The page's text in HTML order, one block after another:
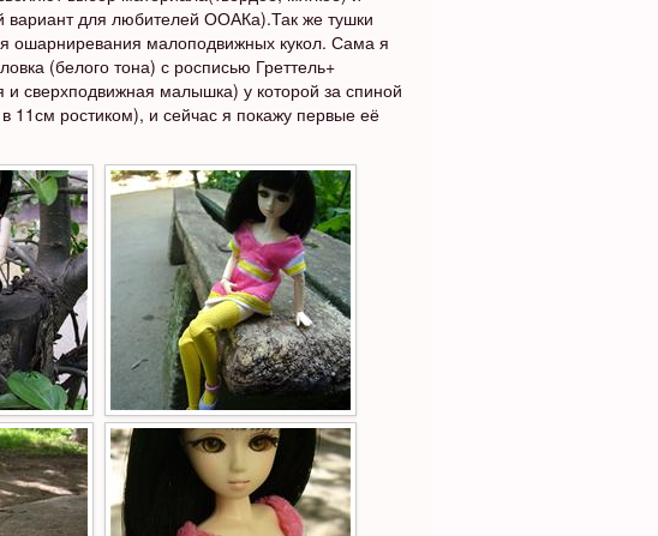
вариант для любителей ООАКа).Так же тушки
ошарниревания малоподвижных кукол. Сама я
(белого тона) с росписью Греттель+
сверхподвижная малышка) у которой за спиной
11см ростиком), и сейчас я покажу первые её